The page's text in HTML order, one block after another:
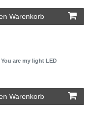
Warenkorb
are my light LED
Warenkorb